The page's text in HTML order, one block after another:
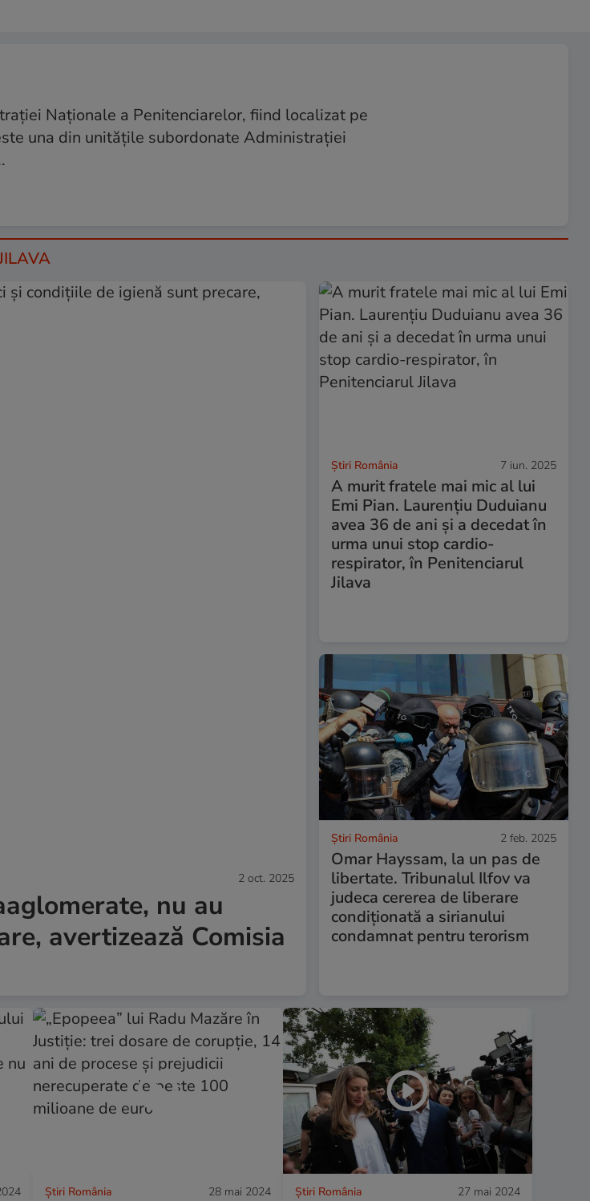
Naționale a Penitenciarelor, fiind localizat pe
una din unitățile subordonate Administrației
2 oct. 2025
nu au
avertizează Comisia
Știri România 7 iun. 2025
A murit fratele mai mic al lui
Emi Pian. Laurențiu Duduianu
avea 36 de ani și a decedat în
urma unui stop cardio-
respirator, în Penitenciarul
Jilava
Știri România 2 feb. 2025
Omar Hayssam, la un pas de
libertate. Tribunalul Ilfov va
judeca cererea de liberare
condiționată a sirianului
condamnat pentru terorism
Știri România 28 mai 2024 Știri România 27 mai 2024